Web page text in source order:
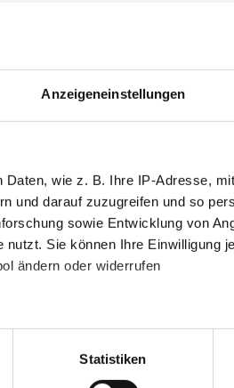
Anzeigeneinstellungen
Daten, wie z. B. Ihre IP-Adresse,
und darauf zuzugreifen und so
sowie Entwicklung von
Sie können Ihre Einwilligung
ändern oder widerrufen
bis auf einige Meter genau sein
(Fingerprinting) identifizieren
werden, und legen Sie Ihre
Statistiken